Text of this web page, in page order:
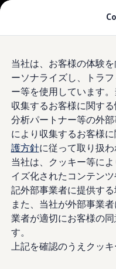
当社は、お客様の体験
ーソナライズし、トラ
ー等を使用しています
収集するお客様に関す
分析パートナー等の外
により収集するお客様
護方針に従って取り扱わ
当社は、クッキー等に
イズ化されたコンテン
記外部事業者に提供する
また、当社が外部事業
業者が適切にお客様の
す。
上記を確認のうえクッキ
main
content
to
footer
モデル＆見積りシミ
セーフティ マ
ID. Buzz
T-Cross
Tiguan
Golf
Golf GTI
Golf R
Golf Variant
Golf R Variant
Passat
ID.4
Polo
Polo GTI
Golf Touran
T-Roc
T-Roc R
フォルクスワーゲン
キャンペーン/
レビュー動画
Volkswagen
4.8|190